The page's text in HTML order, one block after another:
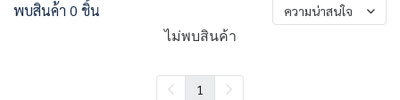
พบสินค้า 0 ชิ้น ความน่าสนใจ
ไม่พบสินค้า
1